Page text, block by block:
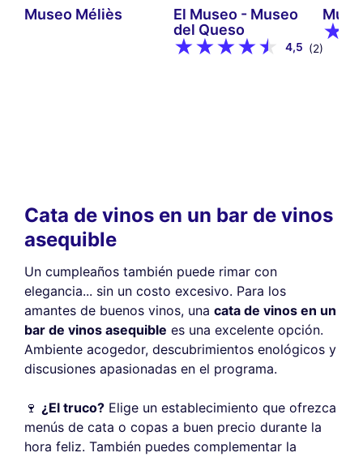
Museo Méliès
El Museo - Museo
del Queso
4,5 (2)
Cata de vinos en un bar de vinos
asequible
Un cumpleaños también puede rimar con
elegancia... sin un costo excesivo. Para los
amantes de buenos vinos, una cata de vinos en un
bar de vinos asequible es una excelente opción.
Ambiente acogedor, descubrimientos enológicos y
discusiones apasionadas en el programa.
🍷 ¿El truco? Elige un establecimiento que ofrezca
menús de cata o copas a buen precio durante la
hora feliz. También puedes complementar la